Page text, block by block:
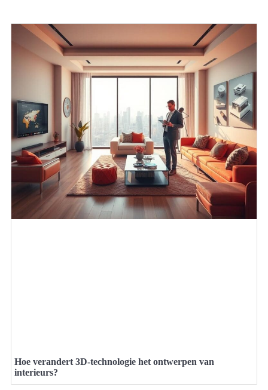
Hoe verandert 3D-technologie het ontwerpen van
interieurs?